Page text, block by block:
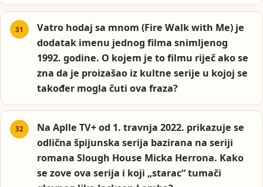
Vatro hodaj sa mnom (Fire Walk with Me) je
dodatak imenu jednog filma snimljenog
1992. godine. O kojem je to filmu riječ ako se
zna da je proizašao iz kultne serije u kojoj se
također mogla čuti ova fraza?
Na Aplle TV+ od 1. travnja 2022. prikazuje se
odlična špijunska serija bazirana na seriji
romana Slough House Micka Herrona. Kako
se zove ova serija i koji „starac“ tumači